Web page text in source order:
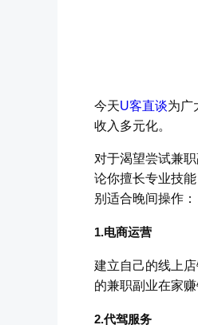
今天U客直谈为广
收入多元化。
对于渴望尝试兼
论你擅长专业技
别适合晚间操作：
1.电商运营
建立自己的线上
的兼职副业在家
2.代驾服务